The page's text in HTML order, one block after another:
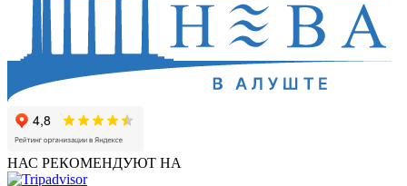
НАС РЕКОМЕНДУЮТ НА